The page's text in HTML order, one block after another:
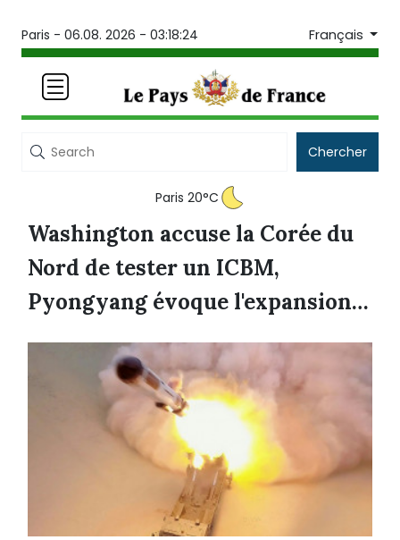
Paris - 06.08. 2026 - 03:18:25 Français
Chercher
Paris 20°C
Washington accuse la Corée du
Nord de tester un ICBM,
Pyongyang évoque l'expansion
d'une station satellite